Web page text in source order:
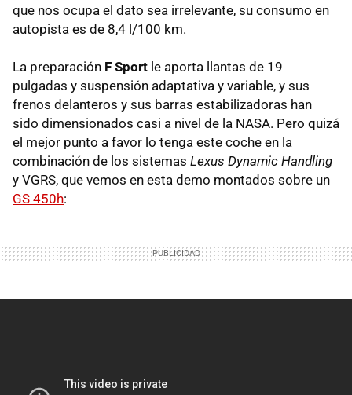
que nos ocupa el dato sea irrelevante, su consumo en
autopista es de 8,4 l/100 km.
La preparación F Sport le aporta llantas de 19
pulgadas y suspensión adaptativa y variable, y sus
frenos delanteros y sus barras estabilizadoras han
sido dimensionados casi a nivel de la NASA. Pero quizá
el mejor punto a favor lo tenga este coche en la
combinación de los sistemas Lexus Dynamic Handling
y VGRS, que vemos en esta demo montados sobre un
GS 450h: